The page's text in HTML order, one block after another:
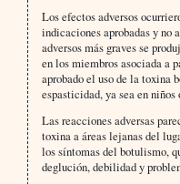
Los efectos adversos
indicaciones aprobadas y no
adversos más graves se
en los miembros asociada a
aprobado el uso de la toxina
espasticidad, ya sea en niños
Las reacciones adversas
toxina a áreas lejanas del
los síntomas del botulismo,
deglución, debilidad y